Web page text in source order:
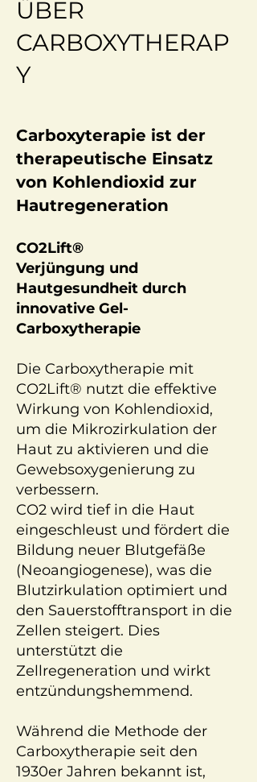
ÜBER
CARBOXYTHERAP
Y
Carboxyterapie ist der
therapeutische Einsatz
von Kohlendioxid zur
Hautregeneration
CO2Lift®
Verjüngung und
Hautgesundheit durch
innovative Gel-
Carboxytherapie
Die Carboxytherapie mit
CO2Lift® nutzt die effektive
Wirkung von Kohlendioxid,
um die Mikrozirkulation der
Haut zu aktivieren und die
Gewebsoxygenierung zu
verbessern.
CO2 wird tief in die Haut
eingeschleust und fördert die
Bildung neuer Blutgefäße
(Neoangiogenese), was die
Blutzirkulation optimiert und
den Sauerstofftransport in die
Zellen steigert. Dies
unterstützt die
Zellregeneration und wirkt
entzündungshemmend.
Während die Methode der
Carboxytherapie seit den
1930er Jahren bekannt ist,